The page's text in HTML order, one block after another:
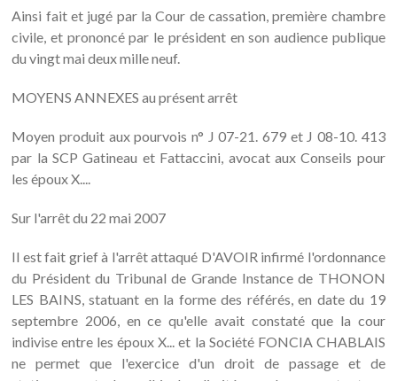
Ainsi fait et jugé par la Cour de cassation, première chambre
civile, et prononcé par le président en son audience publique
du vingt mai deux mille neuf.
MOYENS ANNEXES au présent arrêt
Moyen produit aux pourvois n° J 07-21. 679 et J 08-10. 413
par la SCP Gatineau et Fattaccini, avocat aux Conseils pour
les époux X....
Sur l'arrêt du 22 mai 2007
Il est fait grief à l'arrêt attaqué D'AVOIR infirmé l'ordonnance
du Président du Tribunal de Grande Instance de THONON
LES BAINS, statuant en la forme des référés, en date du 19
septembre 2006, en ce qu'elle avait constaté que la cour
indivise entre les époux X... et la Société FONCIA CHABLAIS
ne permet que l'exercice d'un droit de passage et de